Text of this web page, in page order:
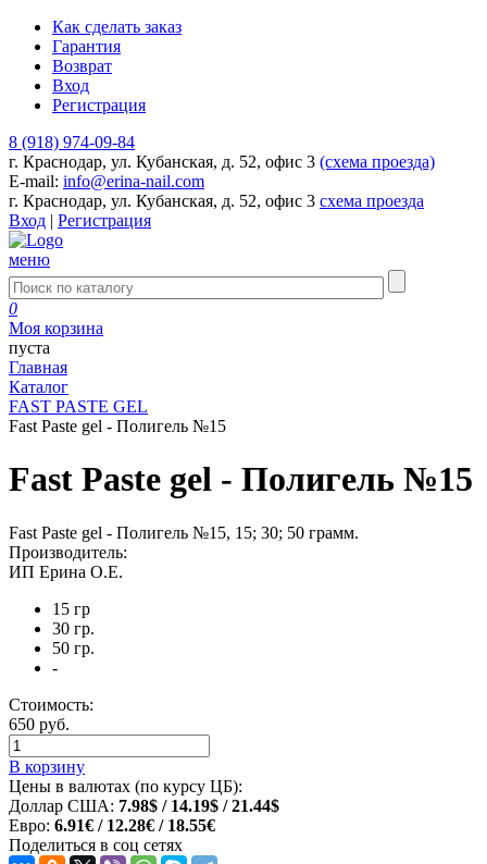
Как сделать заказ
Гарантия
Возврат
Вход
Регистрация
8 (918) 974-09-84
г. Краснодар, ул. Кубанская, д. 52, офис 3 (схема проезда)
E-mail: info@erina-nail.com
г. Краснодар, ул. Кубанская, д. 52, офис 3 схема проезда
Вход | Регистрация
меню
0
Моя корзина
пуста
Главная
Каталог
FAST PASTE GEL
Fast Paste gel - Полигель №15
Fast Paste gel - Полигель №15
Fast Paste gel - Полигель №15, 15; 30; 50 грамм.
Производитель:
ИП Ерина О.Е.
15 гр
30 гр.
50 гр.
-
Стоимость:
650 руб.
В корзину
Цены в валютах (по курсу ЦБ):
Доллар США: 7.98$ / 14.19$ / 21.44$
Евро: 6.91€ / 12.28€ / 18.55€
Поделиться в соц сетях